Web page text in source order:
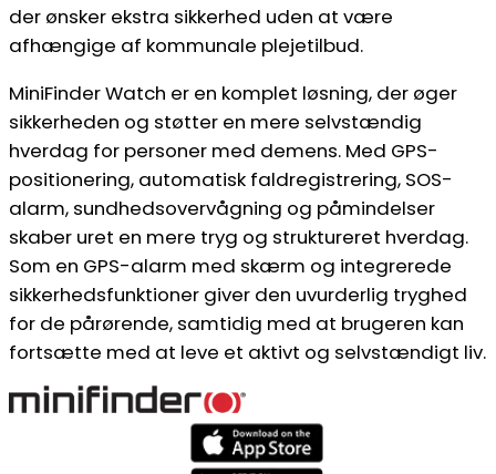
der ønsker ekstra sikkerhed uden at være
afhængige af kommunale plejetilbud.
MiniFinder Watch er en komplet løsning, der øger
sikkerheden og støtter en mere selvstændig
hverdag for personer med demens. Med GPS-
positionering, automatisk faldregistrering, SOS-
alarm, sundhedsovervågning og påmindelser
skaber uret en mere tryg og struktureret hverdag.
Som en GPS-alarm med skærm og integrerede
sikkerhedsfunktioner giver den uvurderlig tryghed
for de pårørende, samtidig med at brugeren kan
fortsætte med at leve et aktivt og selvstændigt liv.